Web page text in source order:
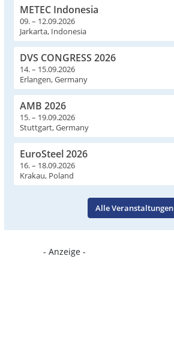
METEC Indonesia
09. – 12.09.2026
Jarkarta, Indonesia
DVS CONGRESS 2026
14. – 15.09.2026
Erlangen, Germany
AMB 2026
15. – 19.09.2026
Stuttgart, Germany
EuroSteel 2026
16. – 18.09.2026
Krakau, Poland
Alle Veranstaltungen
- Anzeige -